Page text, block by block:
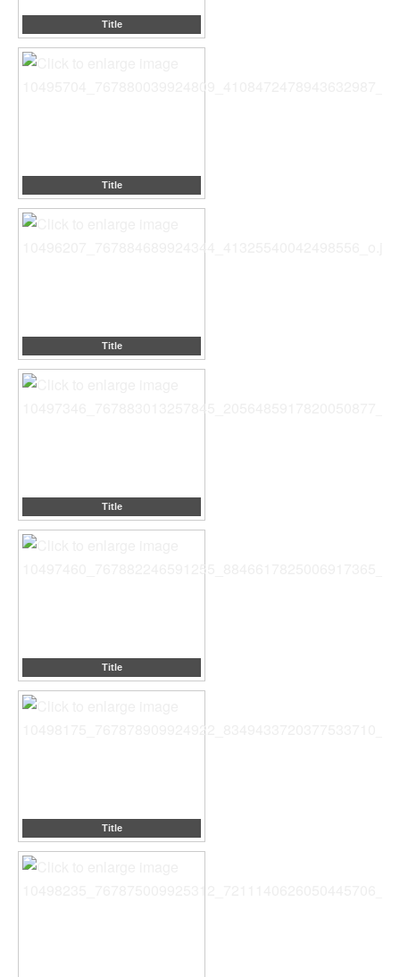
Title
Title
Title
Title
Title
Title